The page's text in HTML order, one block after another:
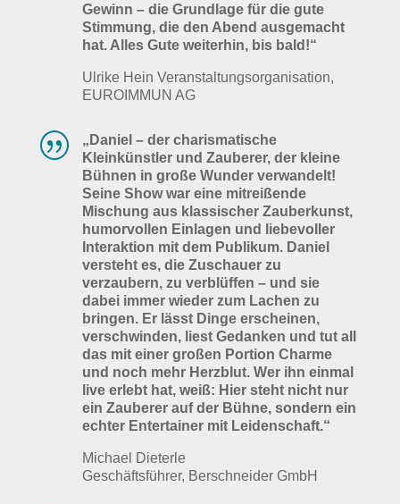
Gewinn – die Grundlage für die gute
Stimmung, die den Abend ausgemacht
hat. Alles Gute weiterhin, bis bald!“
Ulrike Hein Veranstaltungsorganisation,
EUROIMMUN AG
|
„Daniel – der charismatische
Kleinkünstler und Zauberer, der kleine
Bühnen in große Wunder verwandelt!
Seine Show war eine mitreißende
Mischung aus klassischer Zauberkunst,
humorvollen Einlagen und liebevoller
Interaktion mit dem Publikum. Daniel
versteht es, die Zuschauer zu
verzaubern, zu verblüffen – und sie
dabei immer wieder zum Lachen zu
bringen. Er lässt Dinge erscheinen,
verschwinden, liest Gedanken und tut all
das mit einer großen Portion Charme
und noch mehr Herzblut. Wer ihn einmal
live erlebt hat, weiß: Hier steht nicht nur
ein Zauberer auf der Bühne, sondern ein
echter Entertainer mit Leidenschaft.“
Michael Dieterle
Geschäftsführer, Berschneider GmbH